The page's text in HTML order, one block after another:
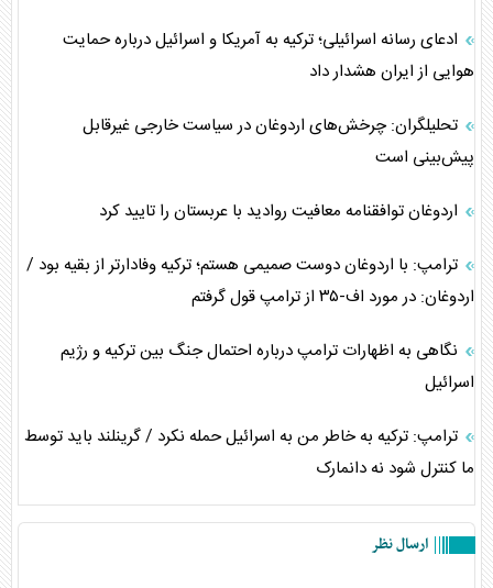
ادعای رسانه اسرائیلی؛ ترکیه به آمریکا و اسرائیل درباره حمایت
هوایی از ایران هشدار داد
تحلیلگران: چرخش‌های اردوغان در سیاست خارجی غیرقابل
پیش‌بینی است
اردوغان توافقنامه معافیت روادید با عربستان را تایید کرد
ترامپ: با اردوغان دوست صمیمی هستم؛ ترکیه وفادارتر از بقیه بود /
اردوغان: در مورد اف-۳۵ از ترامپ قول گرفتم
نگاهی به اظهارات ترامپ درباره احتمال جنگ بین ترکیه و رژیم
اسرائیل
ترامپ: ترکیه به خاطر من به اسرائیل حمله نکرد / گرینلند باید توسط
ما کنترل شود نه دانمارک
ارسال نظر